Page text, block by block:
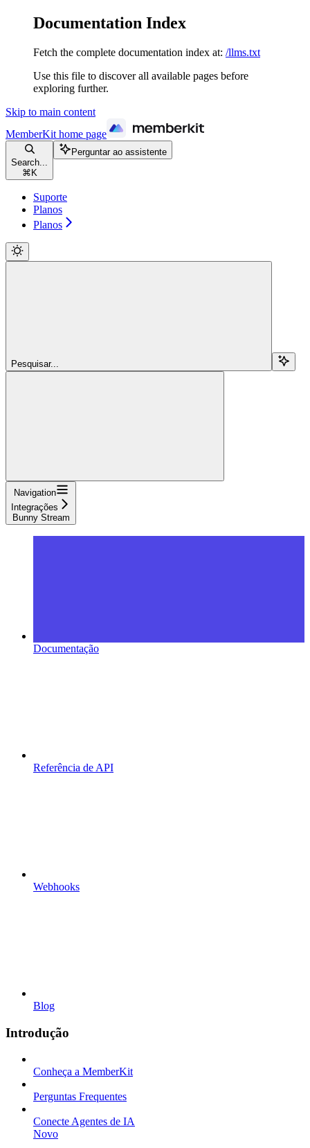
Documentation Index
Fetch the complete documentation index at: /llms.txt
Use this file to discover all available pages before
exploring further.
Skip to main content
MemberKit home page
Search...
⌘ K
Perguntar ao assistente
Suporte
Planos
Planos
Pesquisar...
Navigation
Integrações
Bunny Stream
Documentação
Referência de API
Webhooks
Blog
Introdução
Conheça a MemberKit
Perguntas Frequentes
Conecte Agentes de IA
Novo